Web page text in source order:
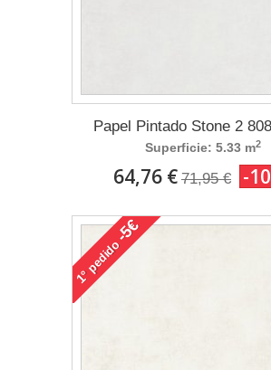
Papel Pintado Stone 2
Superficie: 5.33 m2
64,76 € 71,95 € -
1°
pedido
-5€